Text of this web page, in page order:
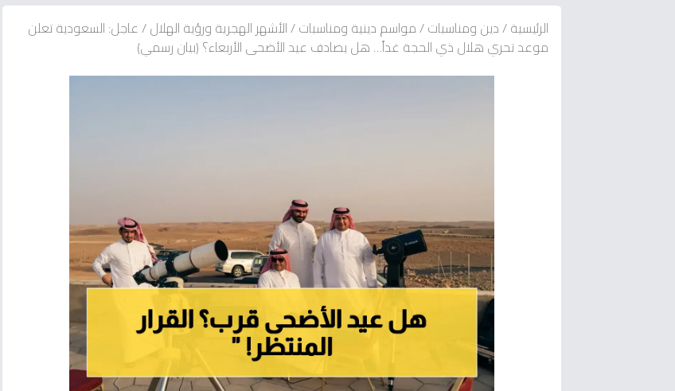
الرئيسية/دين ومناسبات/مواسم دينية ومناسبات/الأشهر الهجرية ورؤية الهلال/عاجل: السعودية تعلن
موعد تحري هلال ذي الحجة غداً… هل يصادف عيد الأضحى الأربعاء؟ (بيان رسمي)